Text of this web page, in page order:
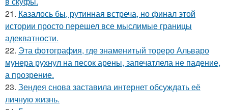
21. Казалось бы, рутинная встреча, но финал этой
истории просто перешел все мыслимые границы
адекватности.
22. Эта фотография, где знаменитый тореро Альваро
мунера рухнул на песок арены, запечатлела не падение,
а прозрение.
23. Зендея снова заставила интернет обсуждать её
личную жизнь.